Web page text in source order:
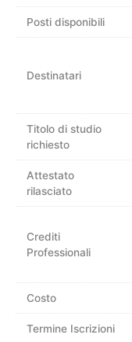
Posti disponibili
Destinatari
Titolo di studio
richiesto
Attestato
rilasciato
Crediti
Professionali
Costo
Termine Iscrizioni